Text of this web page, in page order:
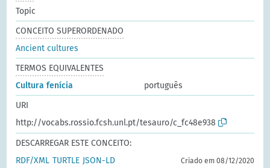
Topic
CONCEITO SUPERORDENADO
Ancient cultures
TERMOS EQUIVALENTES
Cultura fenícia
português
URI
http://vocabs.rossio.fcsh.unl.pt/tesauro/c_fc48e938
DESCARREGAR ESTE CONCEITO:
RDF/XML TURTLE JSON-LD Criado em 08/12/2020